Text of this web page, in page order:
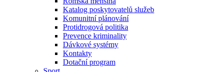
Katalog poskytovatelů služeb
Komunitní plánování
Protidrogová politika
Prevence kriminality
Dávkové systémy
Kontakty
Dotační program